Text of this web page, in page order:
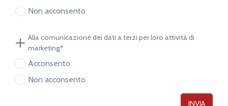
Non acconsento
Alla comunicazione dei dati a terzi per loro attività di
marketing*
Acconsento
Non acconsento
INVIA